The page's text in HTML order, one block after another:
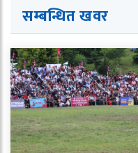
सम्बन्धित खवर